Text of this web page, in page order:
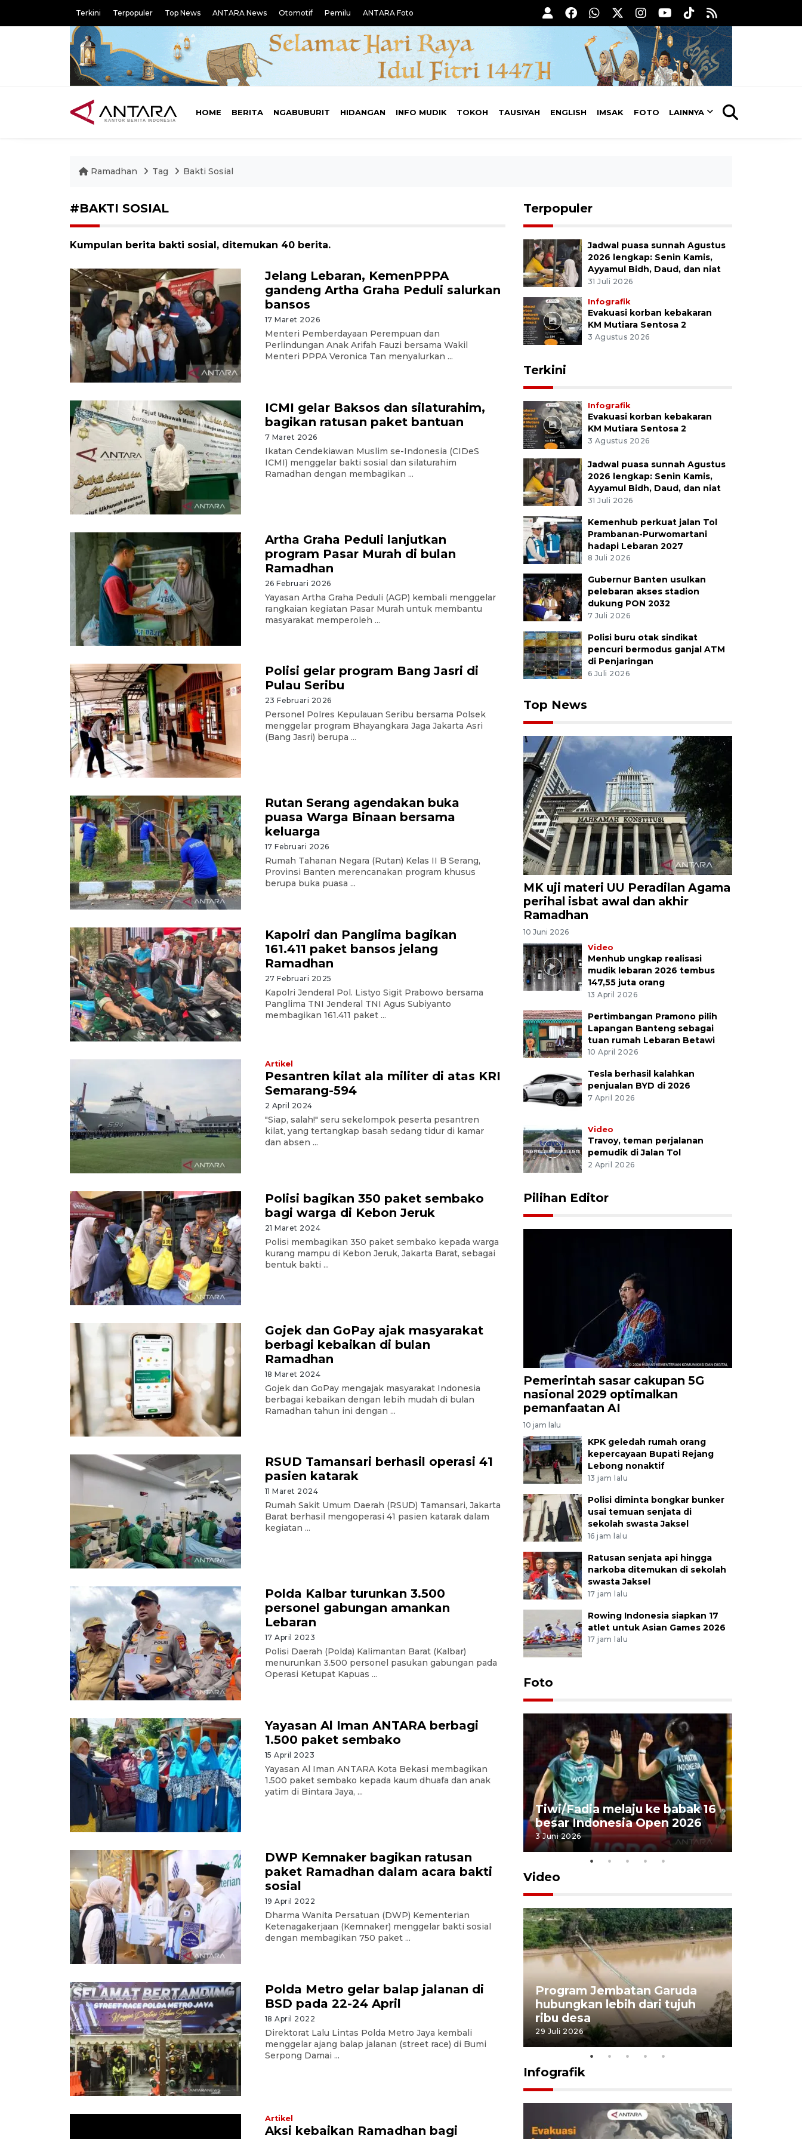
Terkini Terpopuler Top News ANTARA News Otomotif Pemilu ANTARA Foto
HOME BERITA NGABUBURIT HIDANGAN INFO MUDIK TOKOH TAUSIYAH ENGLISH IMSAK FOTO LAINNYA
Ramadhan Tag Bakti Sosial
#BAKTI SOSIAL
Kumpulan berita bakti sosial, ditemukan 40 berita.
Jelang Lebaran, KemenPPPA
gandeng Artha Graha Peduli salurkan
bansos
17 Maret 2026
Menteri Pemberdayaan Perempuan dan
Perlindungan Anak Arifah Fauzi bersama Wakil
Menteri PPPA Veronica Tan menyalurkan ...
ICMI gelar Baksos dan silaturahim,
bagikan ratusan paket bantuan
7 Maret 2026
Ikatan Cendekiawan Muslim se-Indonesia (CIDeS
ICMI) menggelar bakti sosial dan silaturahim
Ramadhan dengan membagikan ...
Artha Graha Peduli lanjutkan
program Pasar Murah di bulan
Ramadhan
26 Februari 2026
Yayasan Artha Graha Peduli (AGP) kembali menggelar
rangkaian kegiatan Pasar Murah untuk membantu
masyarakat memperoleh ...
Polisi gelar program Bang Jasri di
Pulau Seribu
23 Februari 2026
Personel Polres Kepulauan Seribu bersama Polsek
menggelar program Bhayangkara Jaga Jakarta Asri
(Bang Jasri) berupa ...
Rutan Serang agendakan buka
puasa Warga Binaan bersama
keluarga
17 Februari 2026
Rumah Tahanan Negara (Rutan) Kelas II B Serang,
Provinsi Banten merencanakan program khusus
berupa buka puasa ...
Kapolri dan Panglima bagikan
161.411 paket bansos jelang
Ramadhan
27 Februari 2025
Kapolri Jenderal Pol. Listyo Sigit Prabowo bersama
Panglima TNI Jenderal TNI Agus Subiyanto
membagikan 161.411 paket ...
Artikel
Pesantren kilat ala militer di atas KRI
Semarang-594
2 April 2024
"Siap, salah!" seru sekelompok peserta pesantren
kilat, yang tertangkap basah sedang tidur di kamar
dan absen ...
Polisi bagikan 350 paket sembako
bagi warga di Kebon Jeruk
21 Maret 2024
Polisi membagikan 350 paket sembako kepada warga
kurang mampu di Kebon Jeruk, Jakarta Barat, sebagai
bentuk bakti ...
Gojek dan GoPay ajak masyarakat
berbagi kebaikan di bulan
Ramadhan
18 Maret 2024
Gojek dan GoPay mengajak masyarakat Indonesia
berbagai kebaikan dengan lebih mudah di bulan
Ramadhan tahun ini dengan ...
RSUD Tamansari berhasil operasi 41
pasien katarak
11 Maret 2024
Rumah Sakit Umum Daerah (RSUD) Tamansari, Jakarta
Barat berhasil mengoperasi 41 pasien katarak dalam
kegiatan ...
Polda Kalbar turunkan 3.500
personel gabungan amankan
Lebaran
17 April 2023
Polisi Daerah (Polda) Kalimantan Barat (Kalbar)
menurunkan 3.500 personel pasukan gabungan pada
Operasi Ketupat Kapuas ...
Yayasan Al Iman ANTARA berbagi
1.500 paket sembako
15 April 2023
Yayasan Al Iman ANTARA Kota Bekasi membagikan
1.500 paket sembako kepada kaum dhuafa dan anak
yatim di Bintara Jaya, ...
DWP Kemnaker bagikan ratusan
paket Ramadhan dalam acara bakti
sosial
19 April 2022
Dharma Wanita Persatuan (DWP) Kementerian
Ketenagakerjaan (Kemnaker) menggelar bakti sosial
dengan membagikan 750 paket ...
Polda Metro gelar balap jalanan di
BSD pada 22-24 April
18 April 2022
Direktorat Lalu Lintas Polda Metro Jaya kembali
menggelar ajang balap jalanan (street race) di Bumi
Serpong Damai ...
Artikel
Aksi kebaikan Ramadhan bagi
Terpopuler
Jadwal puasa sunnah Agustus
2026 lengkap: Senin Kamis,
Ayyamul Bidh, Daud, dan niat
31 Juli 2026
Infografik
Evakuasi korban kebakaran
KM Mutiara Sentosa 2
3 Agustus 2026
Terkini
Infografik
Evakuasi korban kebakaran
KM Mutiara Sentosa 2
3 Agustus 2026
Jadwal puasa sunnah Agustus
2026 lengkap: Senin Kamis,
Ayyamul Bidh, Daud, dan niat
31 Juli 2026
Kemenhub perkuat jalan Tol
Prambanan-Purwomartani
hadapi Lebaran 2027
8 Juli 2026
Gubernur Banten usulkan
pelebaran akses stadion
dukung PON 2032
7 Juli 2026
Polisi buru otak sindikat
pencuri bermodus ganjal ATM
di Penjaringan
6 Juli 2026
Top News
MK uji materi UU Peradilan Agama
perihal isbat awal dan akhir
Ramadhan
10 Juni 2026
Video
Menhub ungkap realisasi
mudik lebaran 2026 tembus
147,55 juta orang
13 April 2026
Pertimbangan Pramono pilih
Lapangan Banteng sebagai
tuan rumah Lebaran Betawi
10 April 2026
Tesla berhasil kalahkan
penjualan BYD di 2026
7 April 2026
Video
Travoy, teman perjalanan
pemudik di Jalan Tol
2 April 2026
Pilihan Editor
Pemerintah sasar cakupan 5G
nasional 2029 optimalkan
pemanfaatan AI
10 jam lalu
KPK geledah rumah orang
kepercayaan Bupati Rejang
Lebong nonaktif
13 jam lalu
Polisi diminta bongkar bunker
usai temuan senjata di
sekolah swasta Jaksel
16 jam lalu
Ratusan senjata api hingga
narkoba ditemukan di sekolah
swasta Jaksel
17 jam lalu
Rowing Indonesia siapkan 17
atlet untuk Asian Games 2026
17 jam lalu
Foto
Lebaran Betawi 2026, ajang
silaturahim masyarakat dan
Tiwi/Fadia melaju ke babak 16
besar Indonesia Open 2026
3 Juni 2026
Video
Gabung Persebaya, striker
timnas Ramadhan Sananta
9 Juli 2026
Program Jembatan Garuda
hubungkan lebih dari tujuh
ribu desa
29 Juli 2026
Infografik